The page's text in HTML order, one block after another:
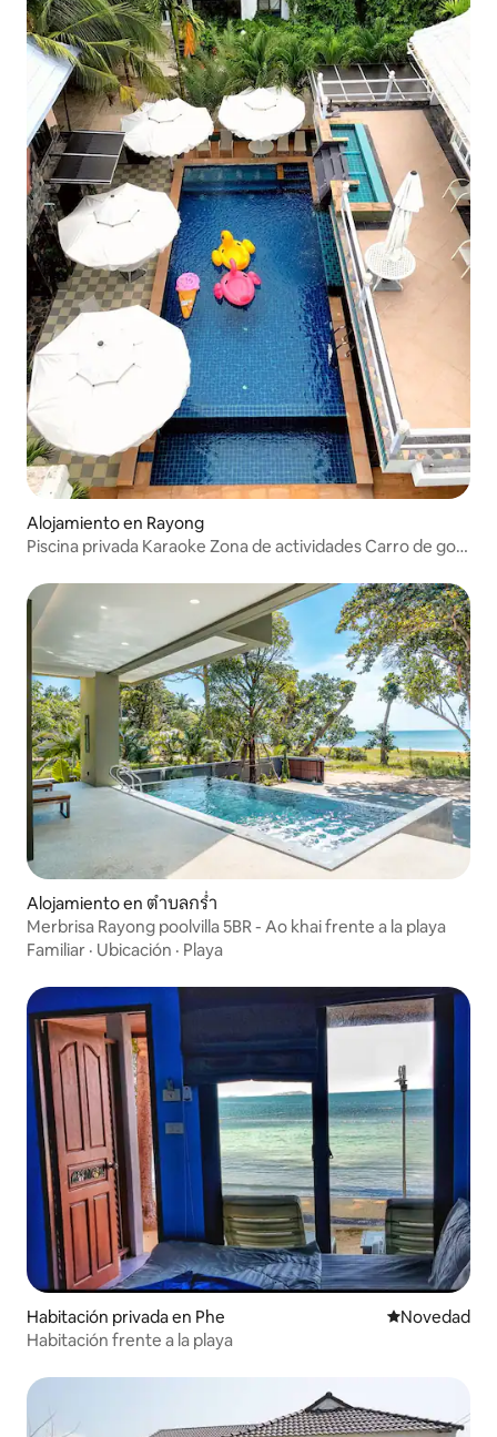
Alojamiento en Rayong
Piscina privada Karaoke Zona de actividades Carro de golf
Alojamiento en ตำบลกร่ำ
Merbrisa Rayong poolvilla 5BR - Ao khai frente a la playa
Familiar · Ubicación · Playa
Habitación privada en Phe Lugar para
Novedad
Habitación frente a la playa